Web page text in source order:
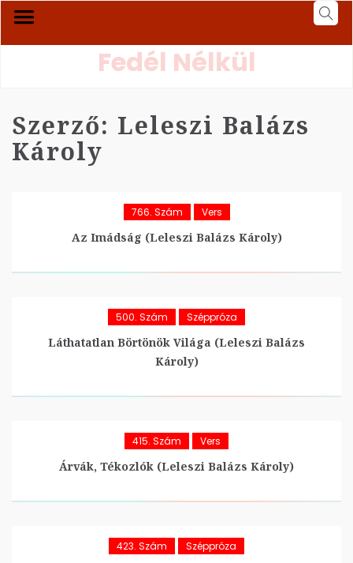
Fedél Nélkül
Szerző: Leleszi Balázs
Károly
766. Szám Vers
Az Imádság (Leleszi Balázs Károly)
500. Szám Széppróza
Láthatatlan Börtönök Világa (Leleszi Balázs
Károly)
415. Szám Vers
Árvák, Tékozlók (Leleszi Balázs Károly)
423. Szám Széppróza